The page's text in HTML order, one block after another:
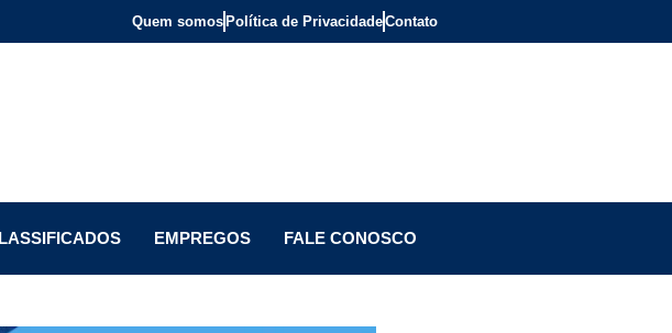
Quem somos Política de PrivacidadeContato
EMPREGOS FALE CONOSCO